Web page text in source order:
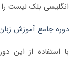
انگلیسی بلک لیست
دوره جامع آموزش
با استفاده از این